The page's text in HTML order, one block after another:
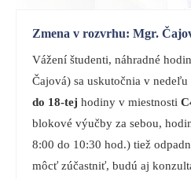
Zmena v rozvrhu: Mgr.
Vážení študenti, náhradné
Čajová) sa uskutočnia v
do 18-tej hodiny v miestnosti
blokové výučby za sebou,
8:00 do 10:30 hod.) tiež
môcť zúčastniť, budú aj